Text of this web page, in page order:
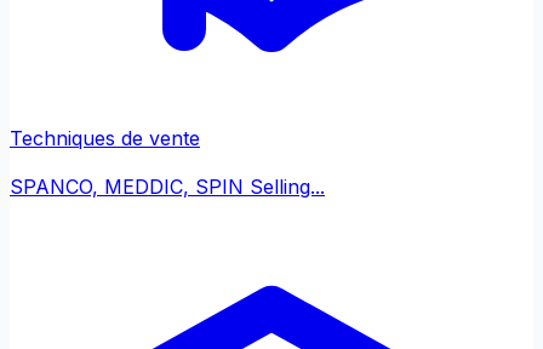
Techniques de vente
SPANCO, MEDDIC, SPIN Selling...